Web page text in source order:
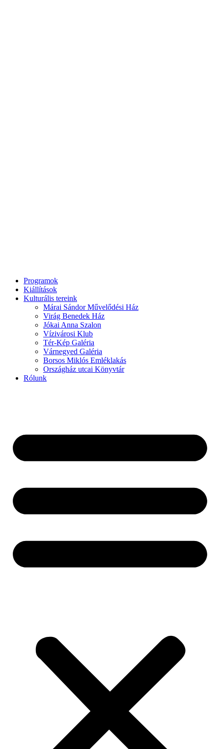
Programok
Kiállítások
Kulturális tereink
Márai Sándor Művelődési Ház
Virág Benedek Ház
Jókai Anna Szalon
Vízivárosi Klub
Tér-Kép Galéria
Várnegyed Galéria
Borsos Miklós Emléklakás
Országház utcai Könyvtár
Rólunk